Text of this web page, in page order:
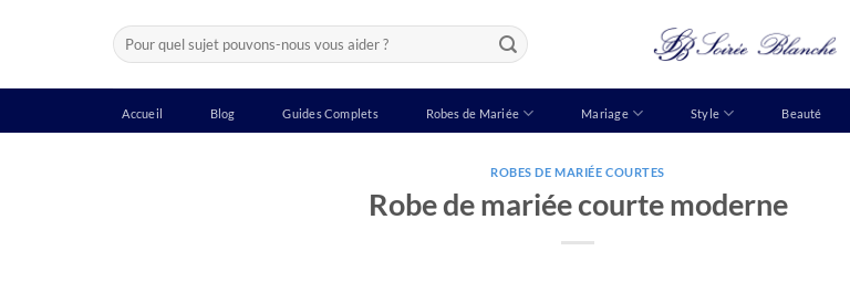
Recherche
pour :
Accueil Blog Guides Complets Robes de Mariée Mariage Style Beauté
ROBES DE MARIÉE COURTES
Robe de mariée courte moderne